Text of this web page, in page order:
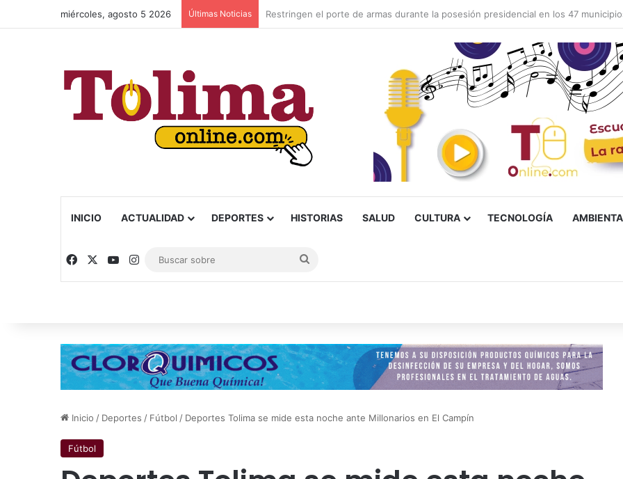
miércoles, agosto 5 2026 Últimas Noticias Comenzó la pavimentación de la vía a El Salado tras más de 20 años de espera
INICIO ACTUALIDAD DEPORTES HISTORIAS SALUD CULTURA TECNOLOGÍA
Facebook YouTubeInstagram
sobre
Inicio / Deportes / Fútbol / Deportes Tolima se mide esta noche ante Millonarios en El Campín
Fútbol